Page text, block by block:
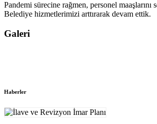
Pandemi sürecine rağmen, personel maaşlarını
Belediye hizmetlerimizi arttırarak devam ettik.
Galeri
Haberler